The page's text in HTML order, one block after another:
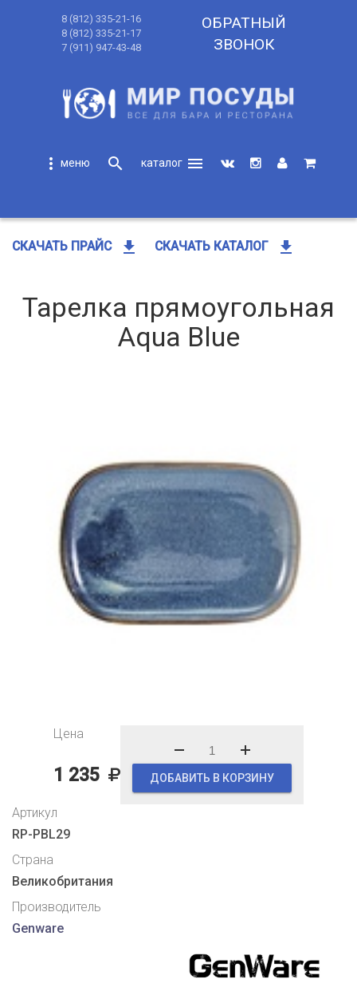
8 (812) 335-21-16
8 (812) 335-21-17
7 (911) 947-43-48
ОБРАТНЫЙ
ЗВОНОК
more_vert search
menu
СКАЧАТЬ ПРАЙС get_app СКАЧАТЬ КАТАЛОГ get_app
Тарелка прямоугольная
Aqua Blue
Цена
1 235 ДОБАВИТЬ В КОРЗИНУ
Артикул
RP-PBL29
Страна
Великобритания
Производитель
Genware